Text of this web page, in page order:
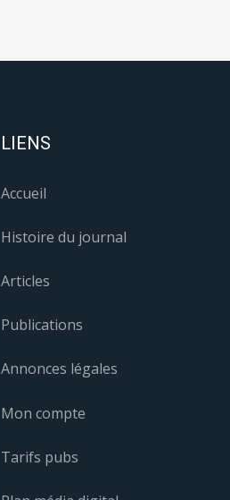
LIENS
Accueil
Histoire du journal
Articles
Publications
Annonces légales
Mon compte
Tarifs pubs